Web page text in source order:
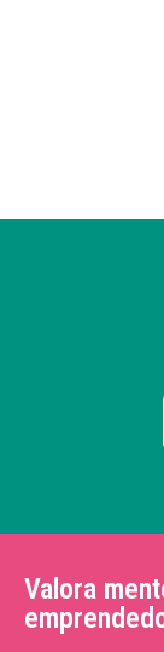
Valora